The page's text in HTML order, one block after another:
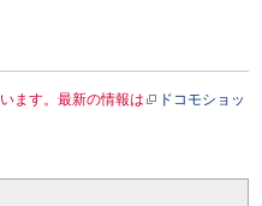
ます。最新の情報は
ドコモショッ